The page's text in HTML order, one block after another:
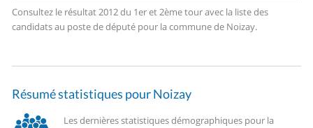
Consultez le résultat 2012 du 1er et 2ème tour avec la liste des
candidats au poste de député pour la commune de Noizay.
Résumé statistiques pour Noizay
Les dernières statistiques démographiques pour la